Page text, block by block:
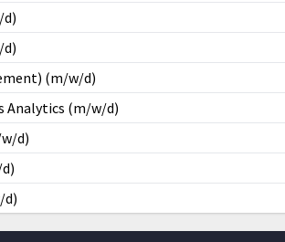
d)
d)
(m/w/d)
Analytics (m/w/d)
d)
d)